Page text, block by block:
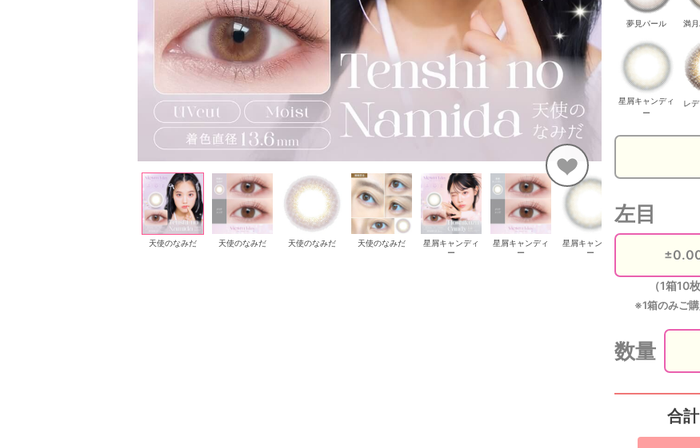
天使のなみだ 天使のなみだ 天使のなみだ 天使のなみだ
星屑キャンディ
ー
星屑キャンディ
ー
星屑キャンディ
ー
夢見パール 満
星屑キャンディ
ー
レ
左目
（1箱10
※1箱のみご
数量
合